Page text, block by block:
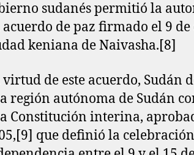
sudanés permitió la
de paz firmado el 9 de
keniana de Naivasha.[8]​
virtud de este acuerdo, Sudán
región autónoma de Sudán
Constitución interina,
que definió la